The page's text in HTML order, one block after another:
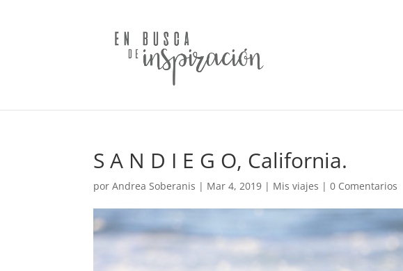
S A N D I E G O, California.
porAndrea Soberanis | Mar 4, 2019 | Mis viajes |0 Comentarios